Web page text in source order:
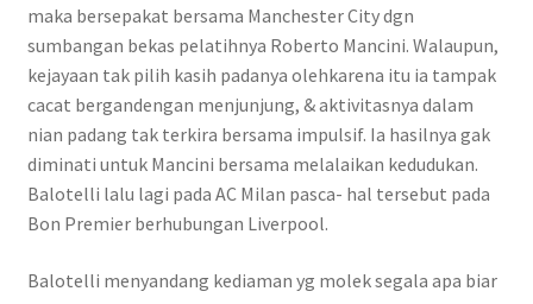
maka bersepakat bersama Manchester City dgn
sumbangan bekas pelatihnya Roberto Mancini. Walaupun,
kejayaan tak pilih kasih padanya olehkarena itu ia tampak
cacat bergandengan menjunjung, & aktivitasnya dalam
nian padang tak terkira bersama impulsif. Ia hasilnya gak
diminati untuk Mancini bersama melalaikan kedudukan.
Balotelli lalu lagi pada AC Milan pasca- hal tersebut pada
Bon Premier berhubungan Liverpool.
Balotelli menyandang kediaman yg molek segala apa biar